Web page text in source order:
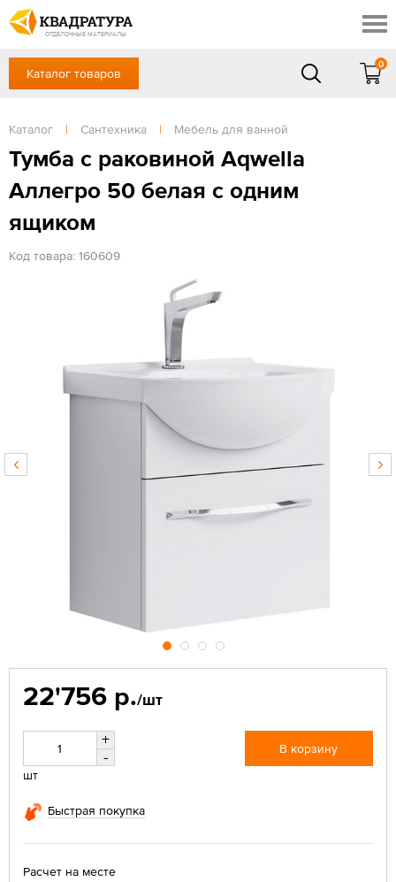
ОТДЕЛОЧНЫЕ МАТЕРИАЛЫ
Профи
Контакты
Доставка и оплата
Выставочный зал
Готовые решения
Отзывы
+7 (861) 217-94-70
Сб, Вс — выходной
ЗАКАЗАТЬ ЗВОНОК
Вход / Регистрация
Каталог товаров
0
Каталог | Сантехника | Мебель для ванной
Тумба с раковиной Aqwella
Аллегро 50 белая с одним
ящиком
Код товара: 160609
22'756 р./шт
+
-
шт
В корзину
Быстрая покупка
Расчет на месте